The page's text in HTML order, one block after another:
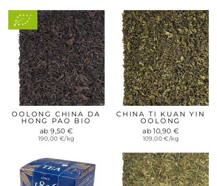
Aus
kontrolliert-
biologischem
Anbau
OOLONG CHINA DA
HONG PAO BIO
ab 9,50 €
190,00 €/kg
CHINA TI KUAN YIN
OOLONG
ab 10,90 €
109,00 €/kg